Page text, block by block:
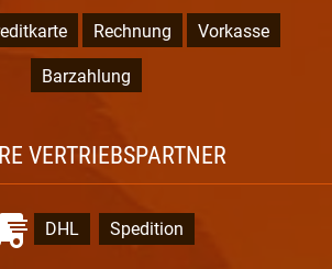
Rechnung Vorkasse
Barzahlung
VERTRIEBSPARTNER
DHL Spedition